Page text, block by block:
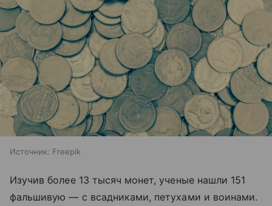
Источник: Freepik
Изучив более 13 тысяч монет, ученые нашли 151
фальшивую — с всадниками, петухами и воинами.